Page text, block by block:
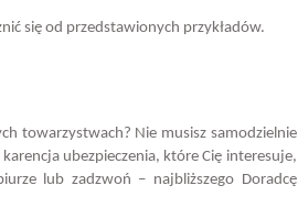
się od przedstawionych przykładów.
towarzystwach? Nie musisz samodzielnie
ubezpieczenia, które Cię interesuje,
lub zadzwoń – najbliższego Doradcę